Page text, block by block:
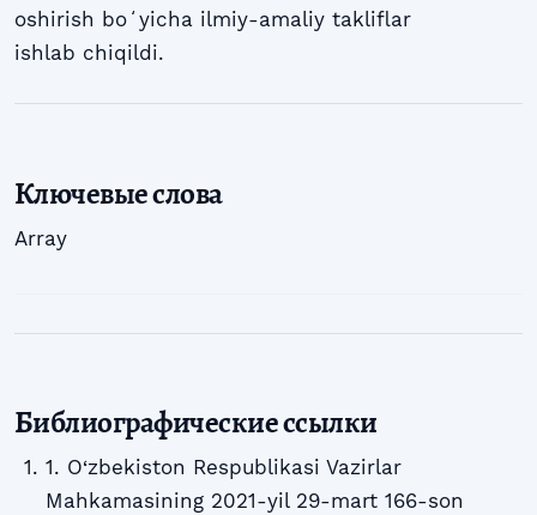
oshirish boʻyicha ilmiy-amaliy takliflar
ishlab chiqildi.
Ключевые слова
Array
Библиографические ссылки
1. O‘zbekiston Respublikasi Vazirlar
Mahkamasining 2021-yil 29-mart 166-son